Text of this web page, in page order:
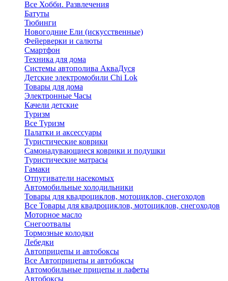
Все Хобби. Развлечения
Батуты
Тюбинги
Новогодние Ели (искусственные)
Фейерверки и салюты
Смартфон
Техника для дома
Системы автополива АкваДуся
Детские электромобили Chi Lok
Товары для дома
Электронные Часы
Качели детские
Туризм
Все Туризм
Палатки и аксессуары
Туристические коврики
Самонадувающиеся коврики и подушки
Туристические матрасы
Гамаки
Отпугиватели насекомых
Автомобильные холодильники
Товары для квадроциклов, мотоциклов, снегоходов
Все Товары для квадроциклов, мотоциклов, снегоходов
Моторное масло
Снегоотвалы
Тормозные колодки
Лебедки
Автоприцепы и автобоксы
Все Автоприцепы и автобоксы
Автомобильные прицепы и лафеты
Автобоксы